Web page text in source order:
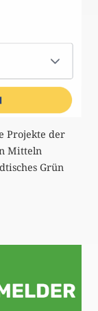
Projekte der
Mitteln
Grün